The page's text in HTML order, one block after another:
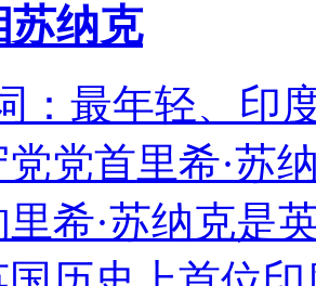
苏纳克
：最年轻、印
党党首里希·苏
里希·苏纳克是